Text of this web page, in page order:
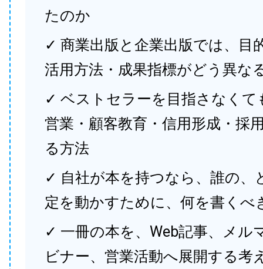
たのか
✓ 商業出版と企業出版では、目
活用方法・成果指標がどう異な
✓ ベストセラーを目指さなくて
営業・顧客教育・信用形成・採
る方法
✓ 自社が本を持つなら、誰の、
定を動かすために、何を書くべ
✓ 一冊の本を、Web記事、メル
ビナー、営業活動へ展開する考